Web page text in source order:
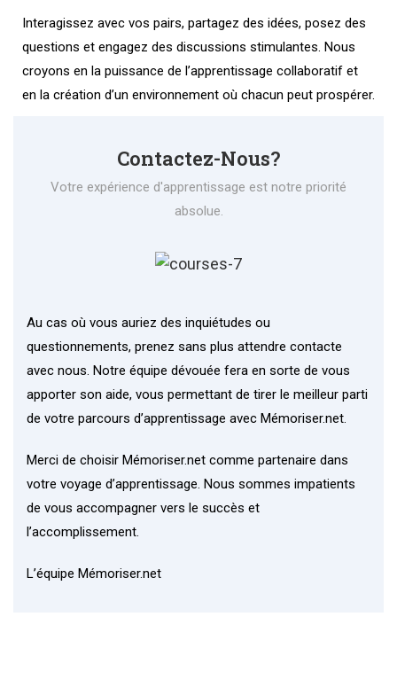
Interagissez avec vos pairs, partagez des idées, posez des
questions et engagez des discussions stimulantes. Nous
croyons en la puissance de l’apprentissage collaboratif et
en la création d’un environnement où chacun peut prospérer.
Contactez-Nous?
Votre expérience d'apprentissage est notre priorité
absolue.
Au cas où vous auriez des inquiétudes ou
questionnements, prenez sans plus attendre contacte
avec nous. Notre équipe dévouée fera en sorte de vous
apporter son aide, vous permettant de tirer le meilleur parti
de votre parcours d’apprentissage avec Mémoriser.net.
Merci de choisir Mémoriser.net comme partenaire dans
votre voyage d’apprentissage. Nous sommes impatients
de vous accompagner vers le succès et
l’accomplissement.
L’équipe Mémoriser.net